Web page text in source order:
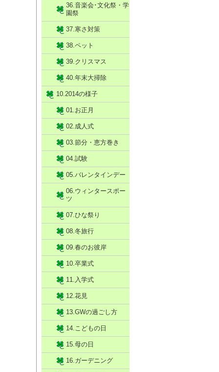
36.音楽会･文化祭・学
園祭
37.寒さ対策
38.ペット
39.クリスマス
40.年末大掃除
10.2014の様子
01.お正月
02.成人式
03.節分・恵方巻き
04.試験
05.バレンタインデー
06.ウィンタースポー
ツ
07.ひな祭り
08.冬旅行
09.春のお彼岸
10.卒業式
11.入学式
12.花見
13.GWの過ごし方
14.こどもの日
15.母の日
16.ガーデニング